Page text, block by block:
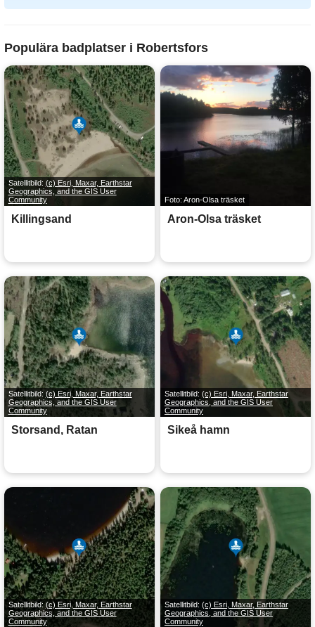
Populära badplatser i Robertsfors
Satellitbild: (c) Esri, Maxar, Earthstar
Geographics, and the GIS User
Community
Killingsand
Foto: Aron-Olsa träsket
Aron-Olsa träsket
Satellitbild:(c) Esri, Maxar, Earthstar
Geographics, and the GIS User
Community
Storsand, Ratan
Satellitbild: (c) Esri, Maxar, Earthstar
Geographics, and the GIS User
Community
Sikeå hamn
Satellitbild: (c) Esri, Maxar, Earthstar
Geographics, and the GIS User
Community
Satellitbild: (c) Esri, Maxar, Earthstar
Geographics, and the GIS User
Community